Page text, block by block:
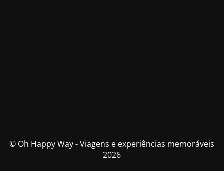
© Oh Happy Way - Viagens e experiências memoráveis
2026